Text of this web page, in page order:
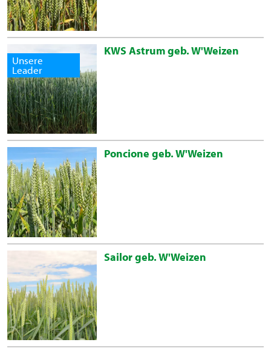
Unsere
Leader
KWS Astrum geb. W'Weizen
Poncione geb. W'Weizen
Sailor geb. W'Weizen